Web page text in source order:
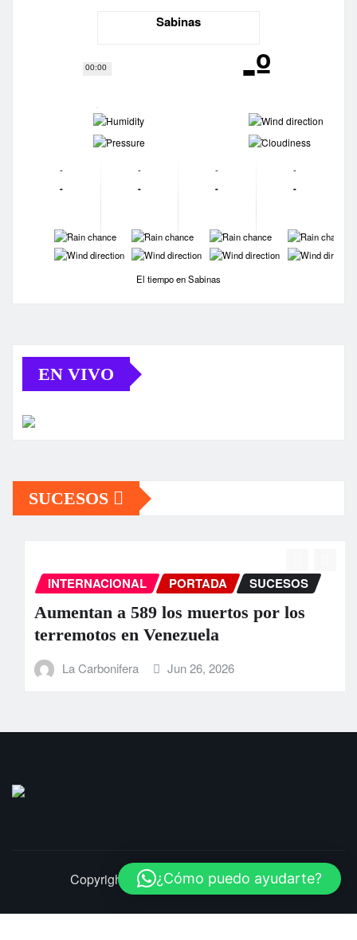
00:00
Sabinas
-º
-
-
-
-
-
-
-
-
-
-
-
-
-
-
-
-
-
-
-
-
El tiempo en Sabinas
EN VIVO
SUCESOS
INTERNACIONAL PORTADA SUCESOS
Aumentan a 589 los muertos por los
terremotos en Venezuela
La Carbonifera Jun 26, 2026
Copyright © 2025 | LaCarbonifera.com
¿Cómo puedo ayudarte?